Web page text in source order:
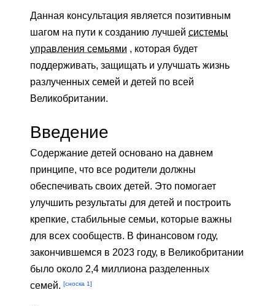
Данная консультация является позитивным
шагом на пути к созданию лучшей системы
управления семьями , которая будет
поддерживать, защищать и улучшать жизнь
разлученных семей и детей по всей
Великобритании.
Введение
Содержание детей основано на давнем
принципе, что все родители должны
обеспечивать своих детей. Это помогает
улучшить результаты для детей и построить
крепкие, стабильные семьи, которые важны
для всех сообществ. В финансовом году,
закончившемся в 2023 году, в Великобритании
было около 2,4 миллиона разделенных
семей. [сноска 1]